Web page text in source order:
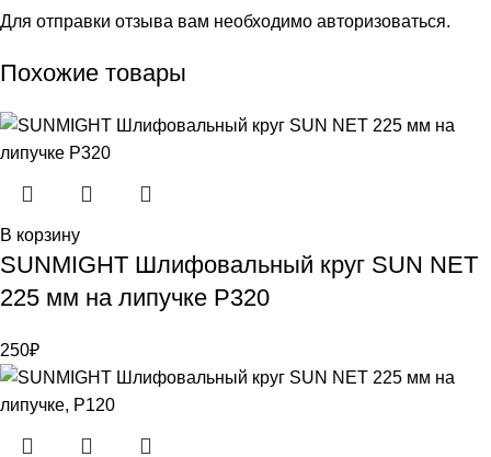
Для отправки отзыва вам необходимо авторизоваться.
Похожие товары
В корзину
SUNMIGHT Шлифовальный круг SUN NET
225 мм на липучке P320
250₽